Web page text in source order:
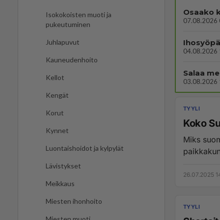
Isokokoisten muoti ja
pukeutuminen
Juhlapuvut
Kauneudenhoito
Kellot
Kengät
Korut
Kynnet
Luontaishoidot ja kylpylät
Lävistykset
Meikkaus
Miesten ihonhoito
Osaako
07.08.2026
04.08.2026
Salaa
03.08.2026
TYYLI
Koko
Miks
26.07.2025
TYYLI